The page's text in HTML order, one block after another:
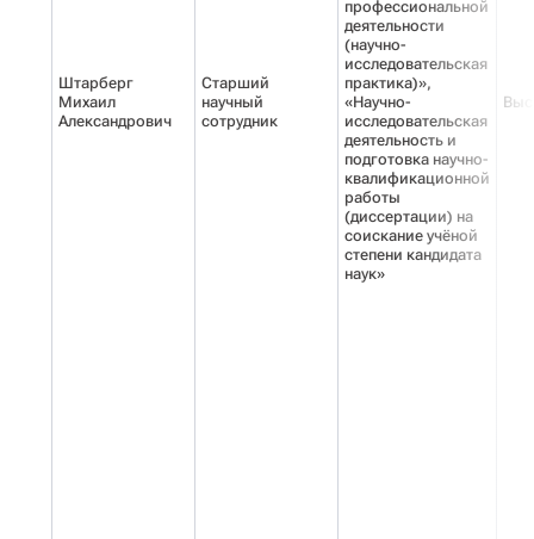
Штарберг
Михаил
Александрович
Старший
научный
сотрудник
профессиональной
деятельности
(научно-
исследовательская
практика)»,
«Научно-
исследовательская
деятельность и
подготовка научно-
квалификационной
работы
(диссертации) на
соискание учёной
степени кандидата
наук»